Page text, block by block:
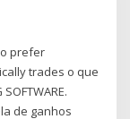
prefer
trades o que
de ganhos